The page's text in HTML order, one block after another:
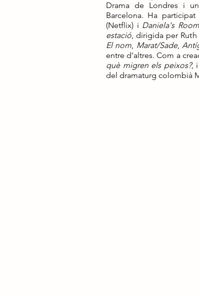
Drama de Londres i
Barcelona. Ha
(Netflix) i Daniela's Room
estació, dirigida per
El nom, Marat/Sade,
entre d'altres. Com a
què migren els peixos?,
del dramaturg colombià